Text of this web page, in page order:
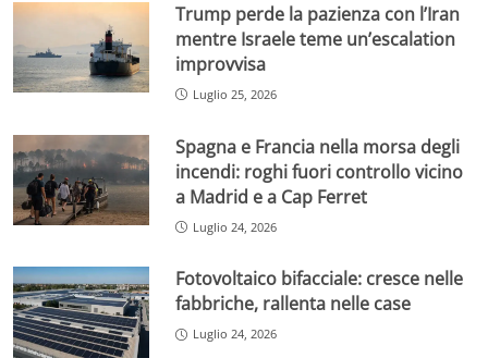
Trump perde la pazienza con l’Iran
mentre Israele teme un’escalation
improvvisa
Luglio 25, 2026
Spagna e Francia nella morsa degli
incendi: roghi fuori controllo vicino
a Madrid e a Cap Ferret
Luglio 24, 2026
Fotovoltaico bifacciale: cresce nelle
fabbriche, rallenta nelle case
Luglio 24, 2026